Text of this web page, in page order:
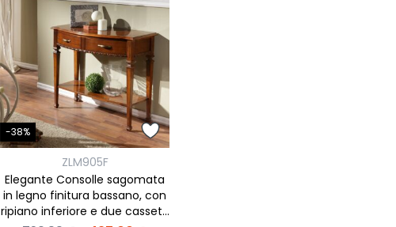
-38%
ZLM905F
Elegante Consolle sagomata
in legno finitura bassano, con
ripiano inferiore e due cassetti